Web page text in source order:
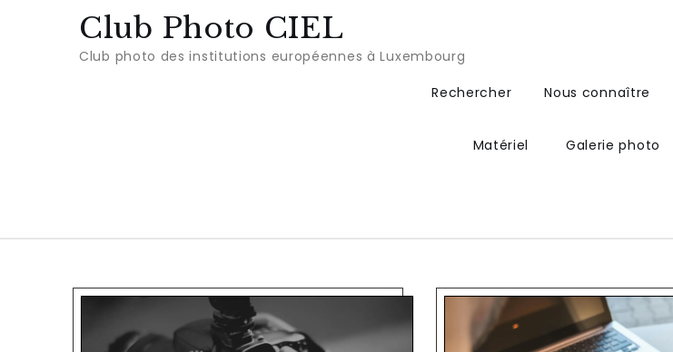
Club Photo CIEL
Club photo des institutions européennes à Luxembourg
Rechercher
Nous connaître
Matériel Galerie photo